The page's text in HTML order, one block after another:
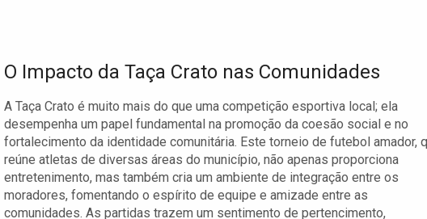
O Impacto da Taça Crato nas Comunidades
A Taça Crato é muito mais do que uma competição esportiva local; ela
desempenha um papel fundamental na promoção da coesão social e no
fortalecimento da identidade comunitária. Este torneio de futebol amador,
reúne atletas de diversas áreas do município, não apenas proporciona
entretenimento, mas também cria um ambiente de integração entre os
moradores, fomentando o espírito de equipe e amizade entre as
comunidades. As partidas trazem um sentimento de pertencimento,